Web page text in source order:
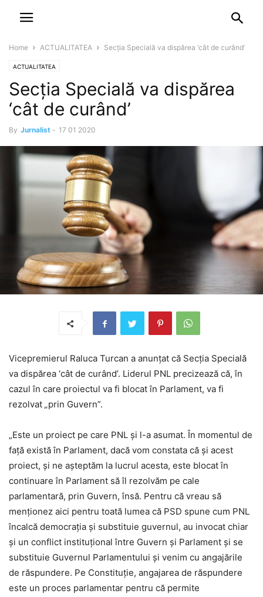
Home ACTUALITATEA Secţia Specială va dispărea ‘cât de curând’
ACTUALITATEA
Secţia Specială va dispărea
‘cât de curând’
By Jurnalist - 17 01 2020
Vicepremierul Raluca Turcan a anunțat că Secţia Specială
va dispărea ‘cât de curând’. Liderul PNL precizează că, în
cazul în care proiectul va fi blocat în Parlament, va fi
rezolvat „prin Guvern”.
„Este un proiect pe care PNL şi l-a asumat. În momentul de
faţă există în Parlament, dacă vom constata că şi acest
proiect, şi ne aşteptăm la lucrul acesta, este blocat în
continuare în Parlament să îl rezolvăm pe cale
parlamentară, prin Guvern, însă. Pentru că vreau să
menţionez aici pentru toată lumea că PSD spune cum PNL
încalcă democraţia şi substituie guvernul, au invocat chiar
şi un conflict instituţional între Guvern şi Parlament şi se
substituie Guvernul Parlamentului şi venim cu angajările
de răspundere. Pe Constituţie, angajarea de răspundere
este un proces parlamentar pentru că permite